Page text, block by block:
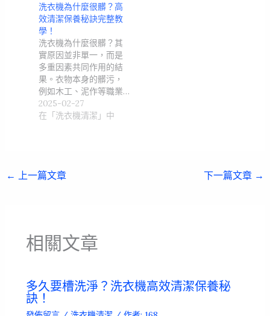
洗衣機為什麼很髒？高
效清潔保養秘訣完整教
學！
洗衣機為什麼很髒？其
實原因並非單一，而是
多重因素共同作用的結
果。衣物本身的髒污，
例如木工、泥作等職業…
2025-02-27
在「洗衣機清潔」中
← 上一篇文章 下一篇文章 →
相關文章
多久要槽洗淨？洗衣機高效清潔保養秘
訣！